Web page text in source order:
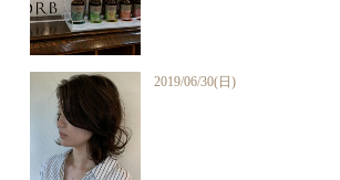
2019/06/30(日)